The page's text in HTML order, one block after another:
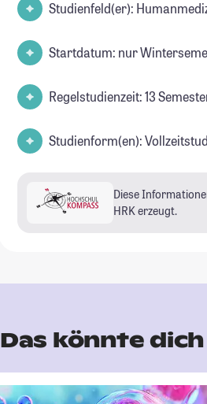
Studienfeld(er):
Startdatum: nur
Regelstudienzeit: 13
Studienform(en):
Diese
HRK erzeugt.
Das könnte